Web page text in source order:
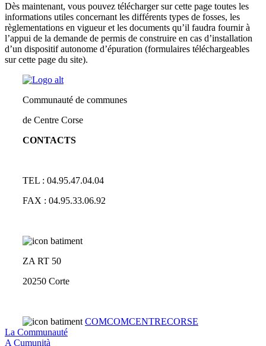
Dès maintenant, vous pouvez télécharger sur cette page toutes les
informations utiles concernant les différents types de fosses, les
règlementations en vigueur et les documents qu’il faudra fournir à
l’appui de la demande de permis de construire en cas d’installation
d’un dispositif autonome d’épuration (formulaires téléchargeables
sur cette page du site).
Communauté de communes
de Centre Corse
CONTACTS
TEL : 04.95.47.04.04
FAX : 04.95.33.06.92
ZA RT 50
20250 Corte
COMCOMCENTRECORSE
La Communauté
A Cumunità